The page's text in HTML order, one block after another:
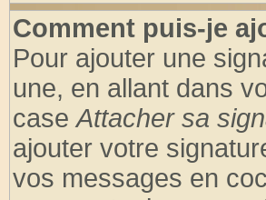
Comment puis-je
Pour ajouter une
une, en allant dans
caseAttacher sa
ajouter votre
vos messages en